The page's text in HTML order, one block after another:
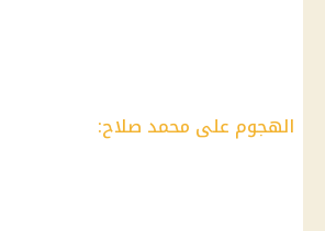
الهجوم على محمد صلاح: